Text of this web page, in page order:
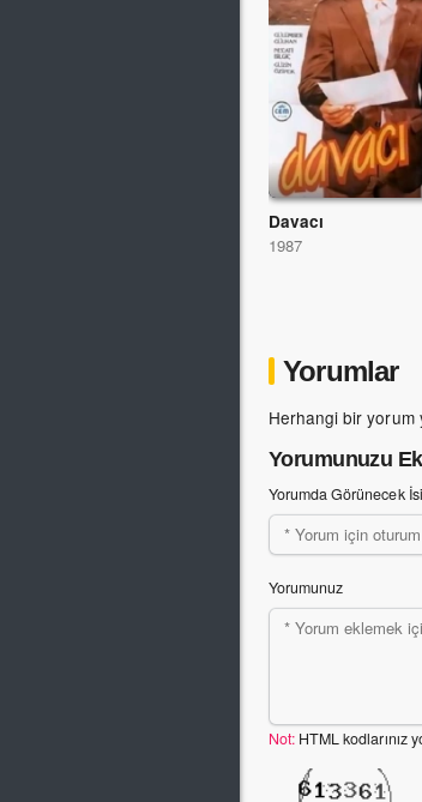
Davacı
1987
Yorumlar
Herhangi bir yorum
Yorumunuzu
Yorumda Görünecek
Yorumunuz
Not: HTML kodlarınız